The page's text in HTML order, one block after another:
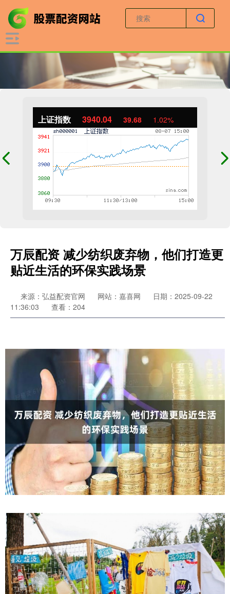
上证指数 3940.04 39.68 1.02%
万辰配资 减少纺织废弃物，他们打造更
贴近生活的环保实践场景
来源：弘益配资官网 网站：嘉喜网
日期：2025-09-22
11:36:03
查看：204